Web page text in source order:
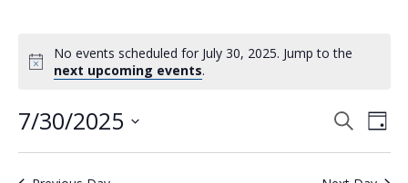
No events scheduled for July 30, 2025. Jump to the
next upcoming events.
Events
Search
Day
7/30/2025